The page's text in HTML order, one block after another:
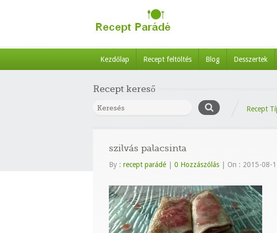
Kezdőlap Recept feltöltés Blog Desszertek
Recept kereső
Recept
szilvás palacsinta
By : recept parádé 0 Hozzászólás On : 2015-08-